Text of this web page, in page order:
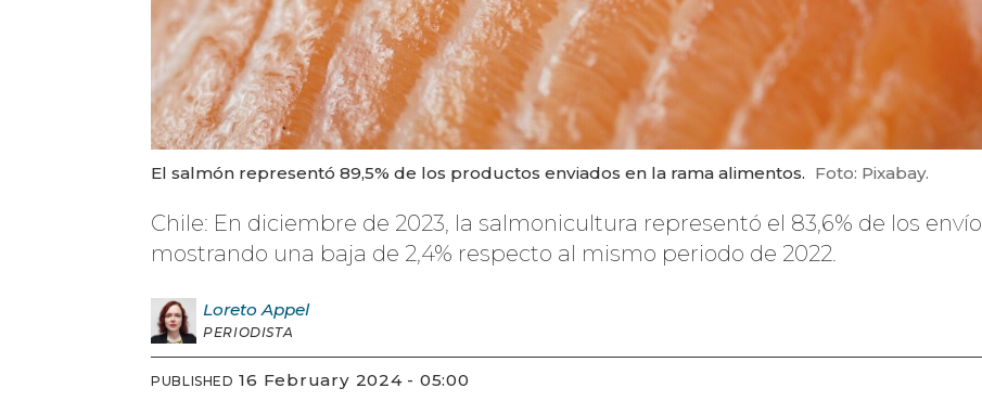
El salmón representó 89,5% de los productos enviados en la rama alimentos. Foto: Pixabay.
Chile: En diciembre de 2023, la salmonicultura representó el 83,6% de los
mostrando una baja de 2,4% respecto al mismo periodo de 2022.
Loreto Appel
PERIODISTA
PUBLISHED 16 February 2024 - 05:00